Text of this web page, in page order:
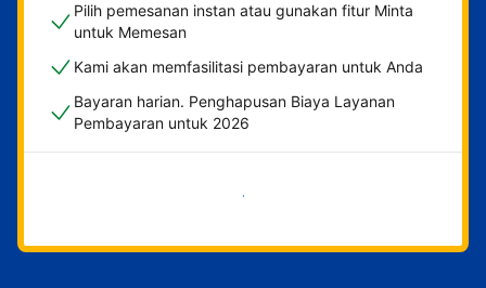
Pilih pemesanan instan atau gunakan fitur Minta
untuk Memesan
Kami akan memfasilitasi pembayaran untuk Anda
Bayaran harian. Penghapusan Biaya Layanan
Pembayaran untuk 2026
Mulai sekarang